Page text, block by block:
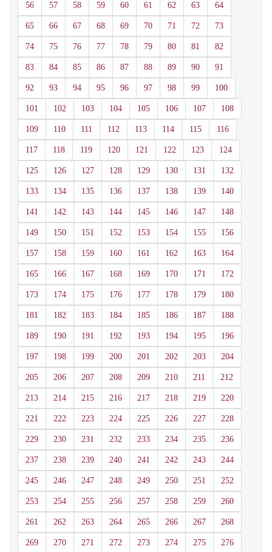
56 57 58 59 60 61 62 63 64
65 66 67 68 69 70 71 72 73
74 75 76 77 78 79 80 81 82
83 84 85 86 87 88 89 90 91
92 93 94 95 96 97 98 99 100
101 102 103 104 105 106 107 108
109 110 111 112 113 114 115 116
117 118 119 120 121 122 123 124
125 126 127 128 129 130 131 132
133 134 135 136 137 138 139 140
141 142 143 144 145 146 147 148
149 150 151 152 153 154 155 156
157 158 159 160 161 162 163 164
165 166 167 168 169 170 171 172
173 174 175 176 177 178 179 180
181 182 183 184 185 186 187 188
189 190 191 192 193 194 195 196
197 198 199 200 201 202 203 204
205 206 207 208 209 210 211 212
213 214 215 216 217 218 219 220
221 222 223 224 225 226 227 228
229 230 231 232 233 234 235 236
237 238 239 240 241 242 243 244
245 246 247 248 249 250 251 252
253 254 255 256 257 258 259 260
261 262 263 264 265 266 267 268
269 270 271 272 273 274 275 276